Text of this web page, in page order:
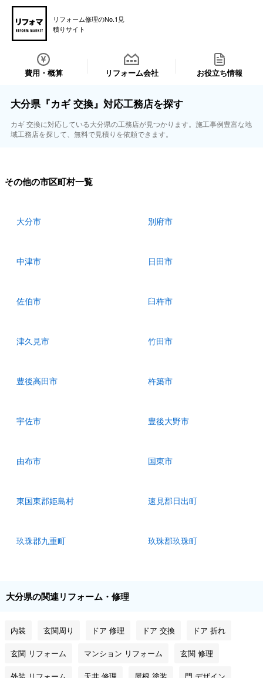
リフォーム修理のNo.1見
積りサイト
費用・概算 リフォーム会社 お役立ち情報
大分県『カギ 交換』対応工務店を探す
カギ 交換に対応している大分県の工務店が見つかります。施工事例豊富な地
域工務店を探して、無料で見積りを依頼できます。
その他の市区町村一覧
大分市 別府市
中津市 日田市
佐伯市 臼杵市
津久見市 竹田市
豊後高田市 杵築市
宇佐市 豊後大野市
由布市 国東市
東国東郡姫島村 速見郡日出町
玖珠郡九重町 玖珠郡玖珠町
大分県の関連リフォーム・修理
内装 玄関周り ドア 修理 ドア 交換 ドア 折れ
玄関 リフォーム マンション リフォーム 玄関 修理